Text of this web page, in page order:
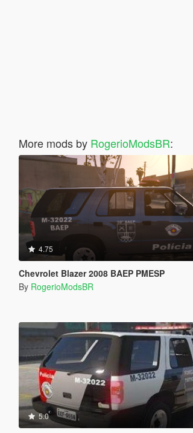
More mods by RogerioModsBR:
4.75
Chevrolet Blazer 2008 BAEP PMESP
By RogerioModsBR
5.0